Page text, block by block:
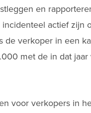
en
actief zijn
de verkoper in een
met de in dat jaar
voor verkopers in